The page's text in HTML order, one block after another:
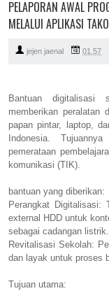
PELAPORAN AWAL
MELALUI APLIKASI
jejen jaenal 01.57
Bantuan digitalisasi
memberikan
papan pintar, laptop,
Indonesia.
pemerataan
komunikasi (TIK).
bantuan yang diberikan:
Perangkat Digitalisasi:
external HDD untuk
sebagai cadangan listrik.
Revitalisasi Sekolah:
dan layak untuk proses
Tujuan utama: